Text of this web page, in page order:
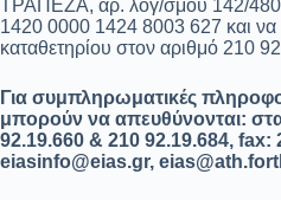
ΤΡΑΠΕΖΑ, αρ. λογ/σμού 142/
1420 0000 1424 8003 627 και να
καταθετηρίου στον αριθμό 210
Για συμπληρωματικές
μπορούν να απευθύνονται:
92.19.660 & 210 92.19.684, fax:
eiasinfo@eias.gr,